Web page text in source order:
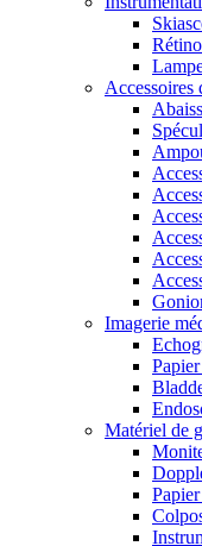
Accessoires
Imagerie
Matériel de